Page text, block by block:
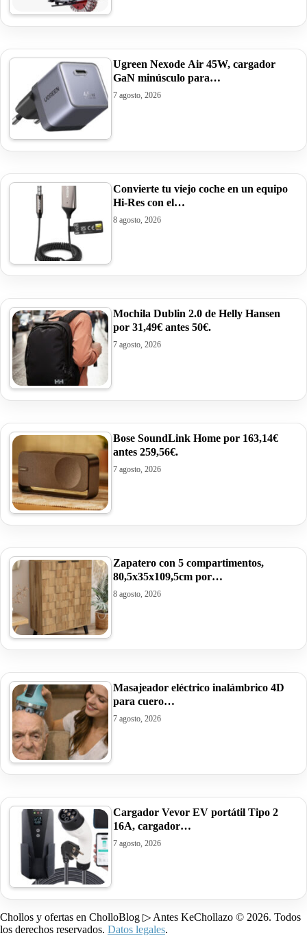
Ugreen Nexode Air 45W, cargador
GaN minúsculo para…
7 agosto, 2026
Convierte tu viejo coche en un equipo
Hi-Res con el…
8 agosto, 2026
Mochila Dublin 2.0 de Helly Hansen
por 31,49€ antes 50€.
7 agosto, 2026
Bose SoundLink Home por 163,14€
antes 259,56€.
7 agosto, 2026
Zapatero con 5 compartimentos,
80,5x35x109,5cm por…
8 agosto, 2026
Masajeador eléctrico inalámbrico 4D
para cuero…
7 agosto, 2026
Cargador Vevor EV portátil Tipo 2
16A, cargador…
7 agosto, 2026
Chollos y ofertas en CholloBlog ▷ Antes KeChollazo © 2026. Todos
los derechos reservados. Datos legales.